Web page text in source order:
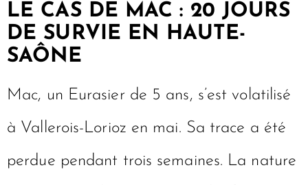
LE CAS DE MAC : 20 JOURS
DE SURVIE EN HAUTE-
SAÔNE
Mac, un Eurasier de 5 ans, s’est volatilisé
à Vallerois-Lorioz en mai. Sa trace a été
perdue pendant trois semaines. La nature